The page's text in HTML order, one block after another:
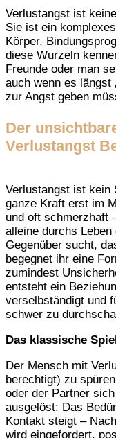
Verlustangst ist
Sie ist ein
Körper,
diese Wurzeln
Freunde oder man
auch wenn es längst
zur Angst geben
Der
Verlustangst
Verlustangst ist kein
ganze Kraft erst im
und oft schmerzhaft
alleine durchs
Gegenüber sucht,
begegnet ihr eine
zumindest
entsteht ein
verselbständigt und
schwer zu
Das klassische
Der Mensch mit
berechtigt) zu
oder der Partner
ausgelöst: Das
Kontakt steigt –
wird eingefordert,